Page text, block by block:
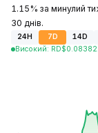
1.15% за минулий
30 днів.
24H 7D 14D
Високий: RD$